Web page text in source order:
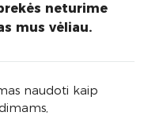
neturime
mus vėliau.
naudoti kaip